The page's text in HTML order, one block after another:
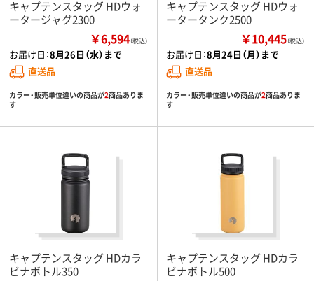
キャプテンスタッグ HDウォ
ータージャグ2300
￥6,594（税込）
お届け日：8月26日（水）まで
直送品
カラー・販売単位違いの商品が2商品ありま
す
キャプテンスタッグ HDウォ
ータータンク2500
￥10,445（税込）
お届け日：8月24日（月）まで
直送品
カラー・販売単位違いの商品が2商品ありま
す
キャプテンスタッグ HDカラ
ビナボトル350
キャプテンスタッグ HDカラ
ビナボトル500